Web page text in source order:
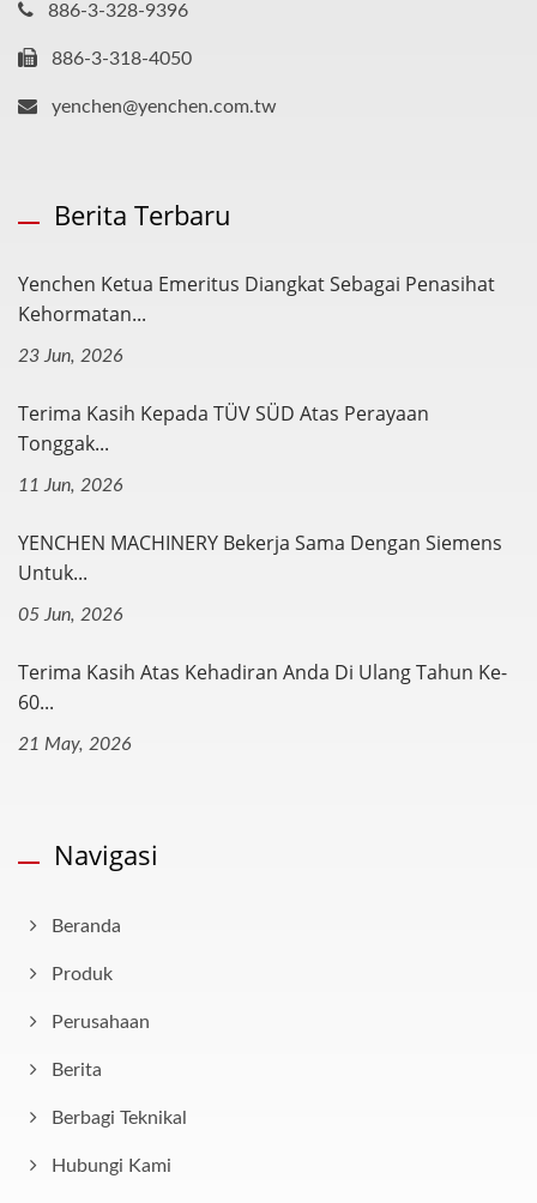
886-3-328-9396
886-3-318-4050
yenchen@yenchen.com.tw
Berita Terbaru
Yenchen Ketua Emeritus Diangkat Sebagai Penasihat
Kehormatan...
23 Jun, 2026
Terima Kasih Kepada TÜV SÜD Atas Perayaan
Tonggak...
11 Jun, 2026
YENCHEN MACHINERY Bekerja Sama Dengan Siemens
Untuk...
05 Jun, 2026
Terima Kasih Atas Kehadiran Anda Di Ulang Tahun Ke-
60...
21 May, 2026
Navigasi
Beranda
Produk
Perusahaan
Berita
Berbagi Teknikal
Hubungi Kami